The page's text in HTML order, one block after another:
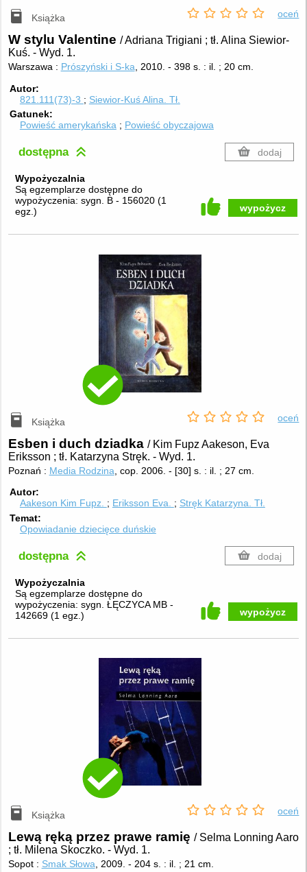
Książka oceń
W stylu Valentine / Adriana Trigiani ; tł. Alina Siewior-
Kuś. - Wyd. 1.
Warszawa : Prószyński i S-ka, 2010. - 398 s. : il. ; 20 cm.
Autor
821.111(73)-3
Siewior-Kuś Alina. Tł.
Gatunek
Powieść amerykańska
Powieść obyczajowa
dostępna dodaj
Wypożyczalnia
Są egzemplarze dostępne do
wypożyczenia: sygn. B - 156020 (1
egz.) wypożycz
Książka oceń
Esben i duch dziadka / Kim Fupz Aakeson, Eva
Eriksson ; tł. Katarzyna Stręk. - Wyd. 1.
Poznań : Media Rodzina, cop. 2006. - [30] s. : il. ; 27 cm.
Autor
Aakeson Kim Fupz.
Eriksson Eva. Stręk Katarzyna. Tł.
Temat
Opowiadanie dziecięce duńskie
dostępna dodaj
Wypożyczalnia
Są egzemplarze dostępne do
wypożyczenia: sygn. ŁĘCZYCA MB -
142669 (1 egz. ) wypożycz
Książka oceń
Lewą ręką przez prawe ramię / Selma Lonning Aaro
; tł. Milena Skoczko. - Wyd. 1.
Sopot : Smak Słowa, 2009. - 204 s. : il. ; 21 cm.